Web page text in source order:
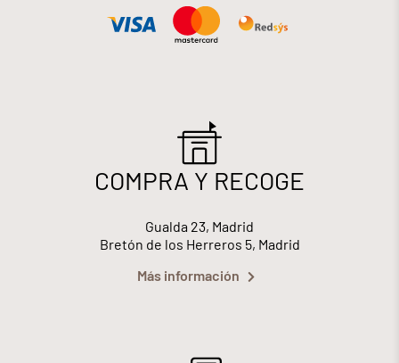
COMPRA Y RECOGE
Gualda 23, Madrid
Bretón de los Herreros 5, Madrid
Más información